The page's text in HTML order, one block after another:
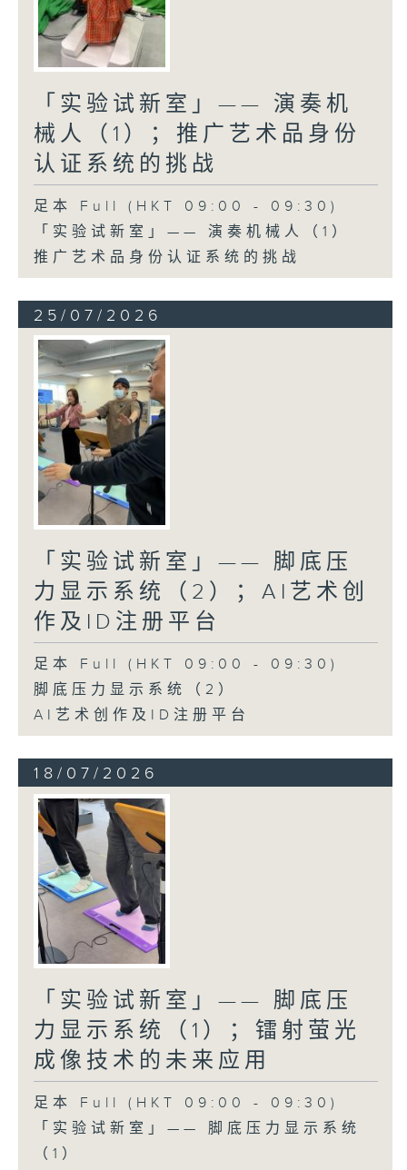
「实验试新室」—— 演奏机
械人（1）；推广艺术品身份
认证系统的挑战
足本 Full (HKT 09:00 - 09:30)
「实验试新室」—— 演奏机械人（1）
推广艺术品身份认证系统的挑战
25/07/2026
「实验试新室」—— 脚底压
力显示系统（2）；AI艺术创
作及ID注册平台
足本 Full (HKT 09:00 - 09:30)
脚底压力显示系统（2）
AI艺术创作及ID注册平台
18/07/2026
「实验试新室」—— 脚底压
力显示系统（1）；镭射萤光
成像技术的未来应用
足本 Full (HKT 09:00 - 09:30)
「实验试新室」—— 脚底压力显示系统
（1）